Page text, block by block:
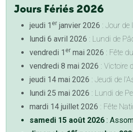
Jours Fériés 2026
jeudi 1 er janvier 2026 : Jour de
lundi 6 avril 2026 : Lundi de
vendredi 1 er mai 2026 : Fête
vendredi 8 mai 2026 : Victoire
jeudi 14 mai 2026 : Jeudi de
lundi 25 mai 2026 : Lundi de
mardi 14 juillet 2026 : Fête
samedi 15 août 2026 :